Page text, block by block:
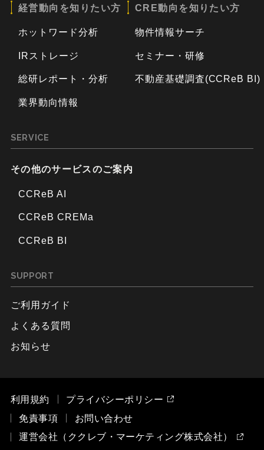
経営動向を知りたい方
ホットワード分析
IRストレージ
総研レポート・分析
業界動向情報
CRE動向を知りたい方
物件情報サーチ
セミナー・研修
不動産基礎調査(CCReB BI)
SERVICE
その他のサービスのご案内
CCReB AI
CCReB CREMa
CCReB BI
SUPPORT
ご利用ガイド
よくある質問
お知らせ
利用規約
プライバシーポリシー
免責事項
お問い合わせ
運営会社（ククレブ・マーケティング株式会社）